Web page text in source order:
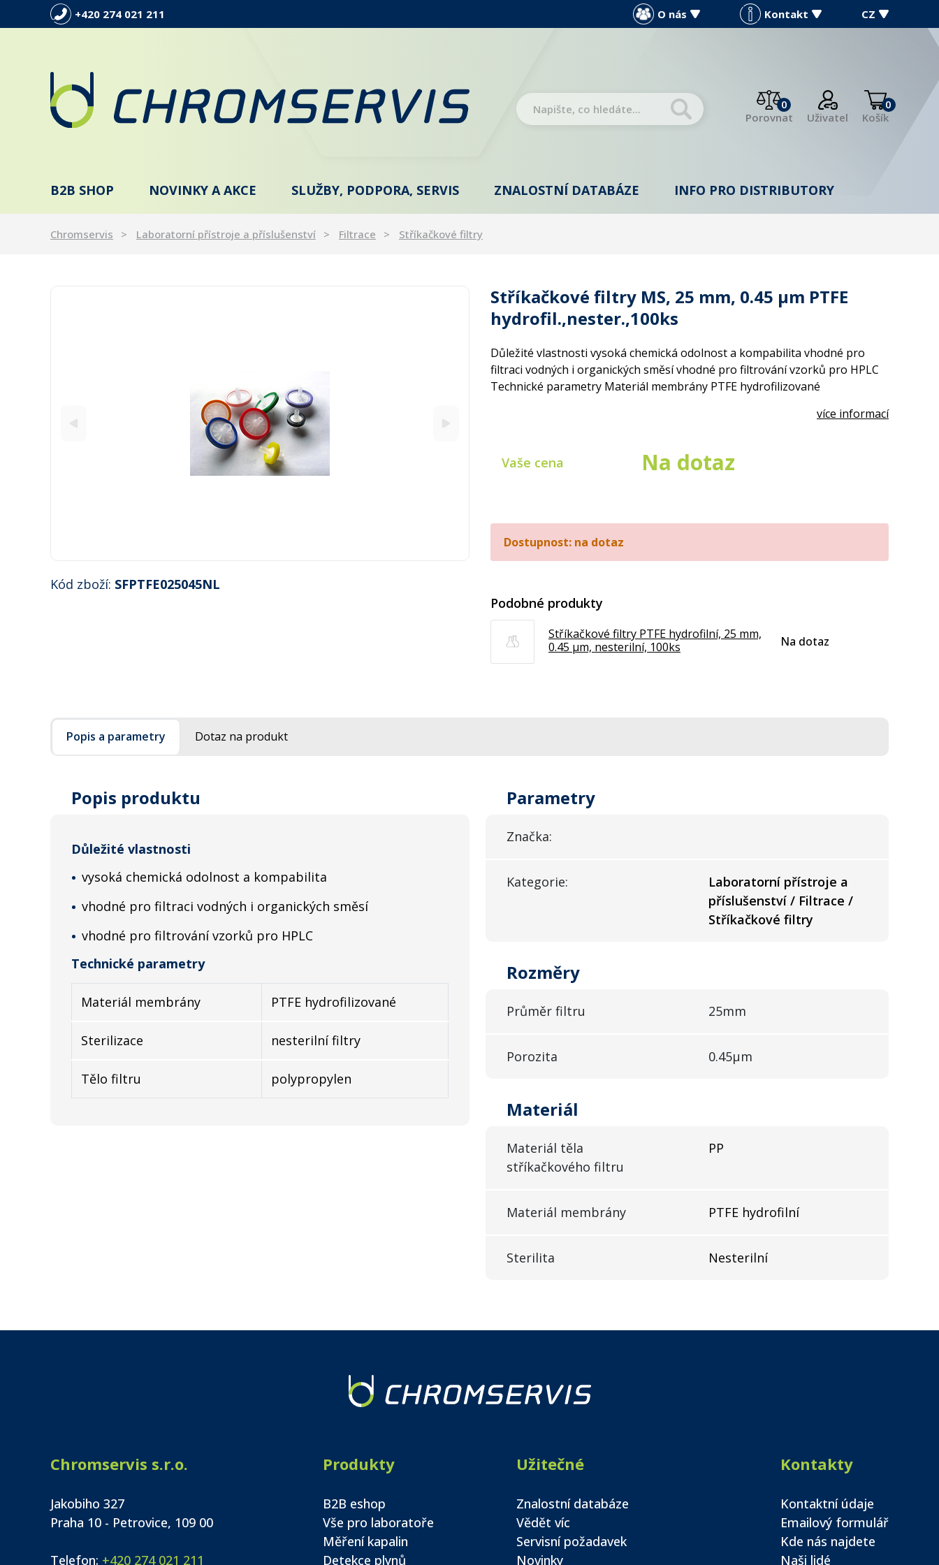
+420 274 021 211 O nás Kontakt CZ
0
Porovnat
Uživatel
0
Košík
B2B SHOP NOVINKY A AKCE SLUŽBY, PODPORA, SERVIS ZNALOSTNÍ DATABÁZE INFO PRO DISTRIBUTORY
Chromservis Laboratorní přístroje a příslušenství Filtrace Stříkačkové filtry
Stříkačkové filtry MS, 25 mm, 0.45 µm PTFE
hydrofil.,nester.,100ks
Kód zboží: SFPTFE025045NL
Důležité vlastnosti vysoká chemická odolnost a kompabilita vhodné pro
filtraci vodných i organických směsí vhodné pro filtrování vzorků pro HPLC
Technické parametry Materiál membrány PTFE hydrofilizované
více informací
Vaše cena Na dotaz
Dostupnost: na dotaz
Podobné produkty
Stříkačkové filtry PTFE hydrofilní, 25 mm,
0.45 µm, nesterilní, 100ks
Na dotaz
Popis a parametry Dotaz na produkt
Popis produktu
Důležité vlastnosti
vysoká chemická odolnost a kompabilita
vhodné pro filtraci vodných i organických směsí
vhodné pro filtrování vzorků pro HPLC
Technické parametry
Materiál membrány PTFE hydrofilizované
Sterilizace nesterilní filtry
Tělo filtru polypropylen
Parametry
Značka:
Kategorie:
Laboratorní přístroje a
příslušenství / Filtrace /
Stříkačkové filtry
Rozměry
Průměr filtru 25mm
Porozita 0.45µm
Materiál
Materiál těla
stříkačkového filtru
PP
Materiál membrány PTFE hydrofilní
Sterilita Nesterilní
Chromservis s.r.o.
Jakobiho 327
Praha 10 - Petrovice, 109 00
Telefon: +420 274 021 211
Produkty
B2B eshop
Vše pro laboratoře
Měření kapalin
Detekce plynů
Užitečné
Znalostní databáze
Vědět víc
Servisní požadavek
Novinky
Kontakty
Kontaktní údaje
Emailový formulář
Kde nás najdete
Naši lidé